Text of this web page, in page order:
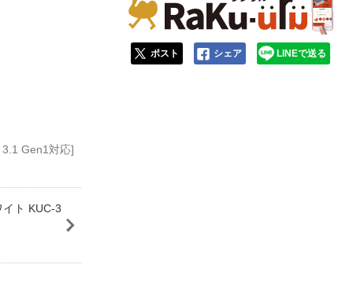
Gen1対応]
ト KUC-3
ポスト シェア LINEで送る